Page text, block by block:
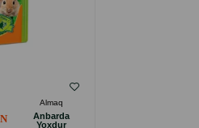
Almaq
Anbarda
Yoxdur